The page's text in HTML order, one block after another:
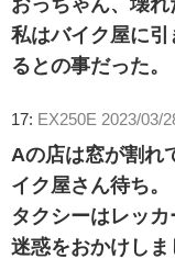
おっちゃん、壊れ
私はバイク屋に
るとの事だった。
17: EX250E 2023/03/
Aの店は窓が割れ
イク屋さん待ち。
タクシーはレッ
迷惑をおかけしま